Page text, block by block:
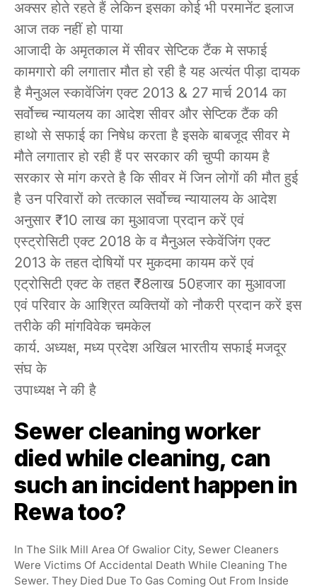
अक्सर होते रहते हैं लेकिन इसका कोई भी परमानेंट इलाज
आज तक नहीं हो पाया
आजादी के अमृतकाल में सीवर सेप्टिक टैंक मे सफाई
कामगारो की लगातार मौत हो रही है यह अत्यंत पीड़ा दायक
है मैनुअल स्कावेंजिंग एक्ट 2013 & 27 मार्च 2014 का
सर्वोच्च न्यायलय का आदेश सीवर और सेप्टिक टैंक की
हाथो से सफाई का निषेध करता है इसके बाबजूद सीवर मे
मौते लगातार हो रही हैं पर सरकार की चुप्पी कायम है
सरकार से मांग करते है कि सीवर में जिन लोगों की मौत हुई
है उन परिवारों को तत्काल सर्वोच्च न्यायालय के आदेश
अनुसार ₹10 लाख का मुआवजा प्रदान करें एवं
एस्ट्रोसिटी एक्ट 2018 के व मैनुअल स्केवेंजिंग एक्ट
2013 के तहत दोषियों पर मुकदमा कायम करें एवं
एट्रोसिटी एक्ट के तहत ₹8लाख 50हजार का मुआवजा
एवं परिवार के आश्रित व्यक्तियों को नौकरी प्रदान करें इस
तरीके की मांगविवेक चमकेल
कार्य. अध्यक्ष, मध्य प्रदेश अखिल भारतीय सफाई मजदूर
संघ के
उपाध्यक्ष ने की है
Sewer cleaning worker
died while cleaning, can
such an incident happen in
Rewa too?
In The Silk Mill Area Of Gwalior City, Sewer Cleaners
Were Victims Of Accidental Death While Cleaning The
Sewer. They Died Due To Gas Coming Out From Inside